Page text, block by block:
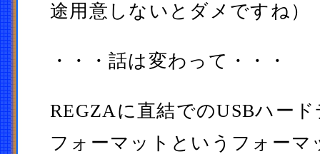
途用意しないとダメですね）
・・・話は変わって・・・
REGZAに直結でのUSBハー
フォーマットというフォーマ